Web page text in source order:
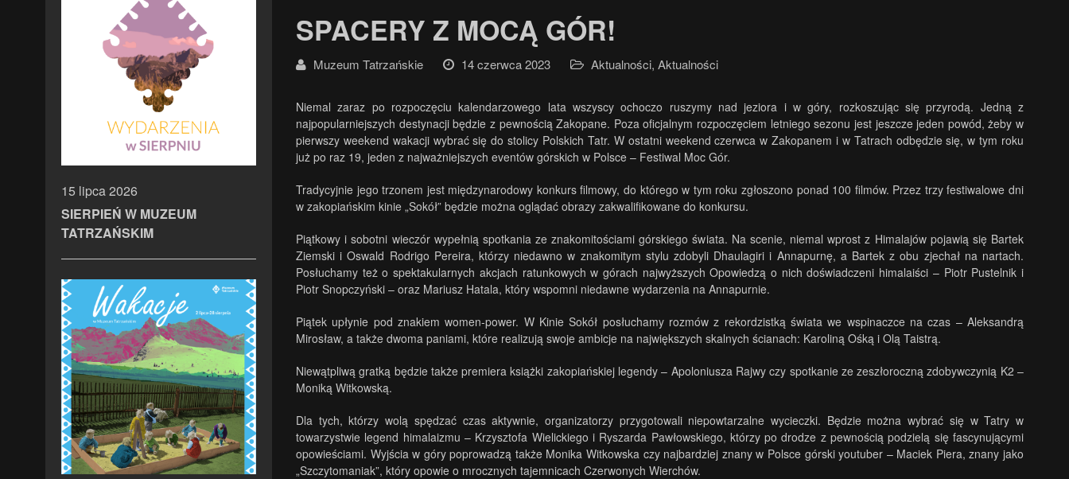
SPACERY Z MOCĄ GÓR!
Muzeum Tatrzańskie 14 czerwca 2023 Aktualności, Aktualności
Niemal zaraz po rozpoczęciu kalendarzowego lata wszyscy ochoczo ruszymy nad jeziora i w góry, rozkoszując się przyrodą. Jedną z
najpopularniejszych destynacji będzie z pewnością Zakopane. Poza oficjalnym rozpoczęciem letniego sezonu jest jeszcze jeden powód, żeby w
pierwszy weekend wakacji wybrać się do stolicy Polskich Tatr. W ostatni weekend czerwca w Zakopanem i w Tatrach odbędzie się, w tym roku
już po raz 19, jeden z najważniejszych eventów górskich w Polsce – Festiwal Moc Gór.
Tradycyjnie jego trzonem jest międzynarodowy konkurs filmowy, do którego w tym roku zgłoszono ponad 100 filmów. Przez trzy festiwalowe dni
w zakopiańskim kinie „Sokół” będzie można oglądać obrazy zakwalifikowane do konkursu.
Piątkowy i sobotni wieczór wypełnią spotkania ze znakomitościami górskiego świata. Na scenie, niemal wprost z Himalajów pojawią się Bartek
Ziemski i Oswald Rodrigo Pereira, którzy niedawno w znakomitym stylu zdobyli Dhaulagiri i Annapurnę, a Bartek z obu zjechał na nartach.
Posłuchamy też o spektakularnych akcjach ratunkowych w górach najwyższych Opowiedzą o nich doświadczeni himalaiści – Piotr Pustelnik i
Piotr Snopczyński – oraz Mariusz Hatala, który wspomni niedawne wydarzenia na Annapurnie.
Piątek upłynie pod znakiem women-power. W Kinie Sokół posłuchamy rozmów z rekordzistką świata we wspinaczce na czas – Aleksandrą
Mirosław, a także dwoma paniami, które realizują swoje ambicje na największych skalnych ścianach: Karoliną Ośką i Olą Taistrą.
Niewątpliwą gratką będzie także premiera książki zakopiańskiej legendy – Apoloniusza Rajwy czy spotkanie ze zeszłoroczną zdobywczynią K2 –
Moniką Witkowską.
Dla tych, którzy wolą spędzać czas aktywnie, organizatorzy przygotowali niepowtarzalne wycieczki. Będzie można wybrać się w Tatry w
towarzystwie legend himalaizmu – Krzysztofa Wielickiego i Ryszarda Pawłowskiego, którzy po drodze z pewnością podzielą się fascynującymi
opowieściami. Wyjścia w góry poprowadzą także Monika Witkowska czy najbardziej znany w Polsce górski youtuber – Maciek Piera, znany jako
„Szczytomaniak”, który opowie o mrocznych tajemnicach Czerwonych Wierchów.
15 lipca 2026
SIERPIEŃ W MUZEUM
TATRZAŃSKIM